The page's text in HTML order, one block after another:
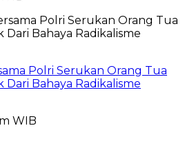
Polri Serukan Orang Tua
Bahaya Radikalisme
WIB